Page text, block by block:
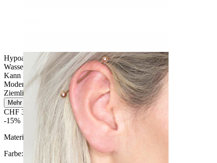
Hypoallergen
Wasserfest
Kann lebenslang halten
Moderates Tragen
Ziemlich leicht
Mehr lesen
CHF 39.87
CHF 46.90
-15%
Material:
Titan
Farbe: